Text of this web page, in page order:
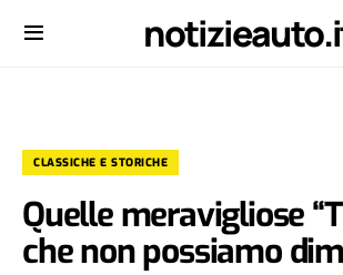
CLASSICHE E STORICHE
Quelle meravigliose
che non possiamo